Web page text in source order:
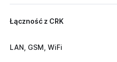
Łączność z CRK
LAN, GSM, WiFi